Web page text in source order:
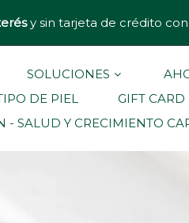
y sin tarjeta de crédito con
SOLUCIONES
DE PIEL GIFT CARD
- SALUD Y CRECIMIENTO